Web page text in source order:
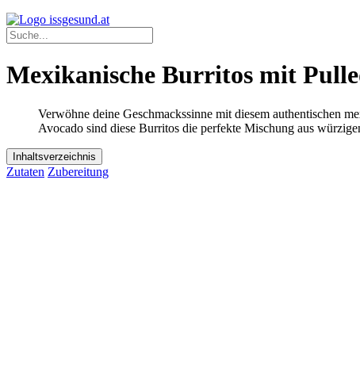
Mexikanische Burritos mit
Verwöhne deine Geschmackssinne mit diesem authentischen
Avocado sind diese Burritos die perfekte Mischung aus
Inhaltsverzeichnis
Zutaten Zubereitung